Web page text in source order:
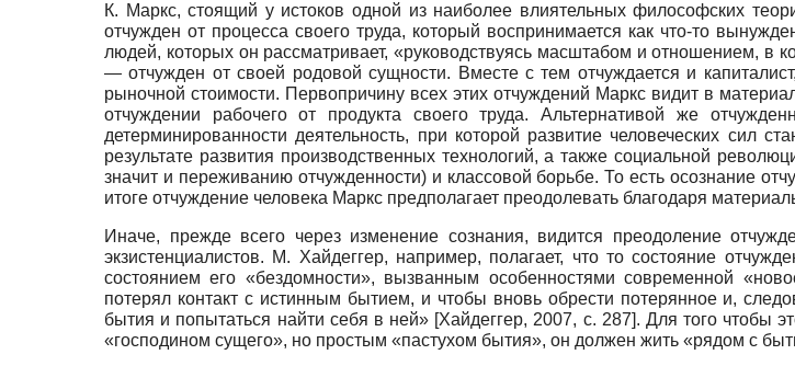
К. Маркс, стоящий у истоков одной из наиболее влиятельных философских
отчужден от процесса своего труда, который воспринимается как что-то
людей, которых он рассматривает, «руководствуясь масштабом и отношением, в
— отчужден от своей родовой сущности. Вместе с тем отчуждается и
рыночной стоимости. Первопричину всех этих отчуждений Маркс видит в
отчуждении рабочего от продукта своего труда. Альтернативой же
детерминированности деятельность, при которой развитие человеческих сил
результате развития производственных технологий, а также социальной
значит и переживанию отчужденности) и классовой борьбе. То есть осознание
итоге отчуждение человека Маркс предполагает преодолевать благодаря
Иначе, прежде всего через изменение сознания, видится преодоление
экзистенциалистов. М. Хайдеггер, например, полагает, что то состояние
состоянием его «бездомности», вызванным особенностями современной
потерял контакт с истинным бытием, и чтобы вновь обрести потерянное и,
бытия и попытаться найти себя в ней» [Хайдеггер, 2007, с. 287]. Для того чтобы
«господином сущего», но простым «пастухом бытия», он должен жить «рядом с